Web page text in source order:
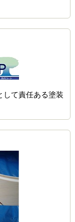
して責任ある塗装